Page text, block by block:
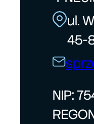
ul.
45-
NIP: